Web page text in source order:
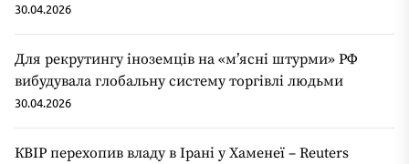
30.04.2026
Для рекрутингу іноземців на «мʼясні штурми» РФ
вибудувала глобальну систему торгівлі людьми
30.04.2026
КВІР перехопив владу в Ірані у Хаменеї – Reuters